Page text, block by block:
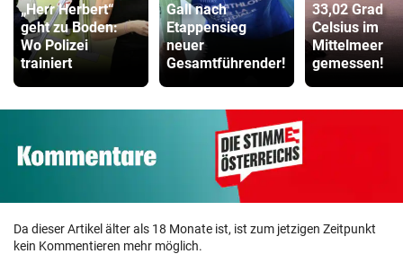
„Herr Herbert“
geht zu Boden:
Wo Polizei
trainiert
Gall nach
Etappensieg
neuer
Gesamtführender!
33,02 Grad
Celsius im
Mittelmeer
gemessen!
Da dieser Artikel älter als 18 Monate ist, ist zum jetzigen Zeitpunkt
kein Kommentieren mehr möglich.